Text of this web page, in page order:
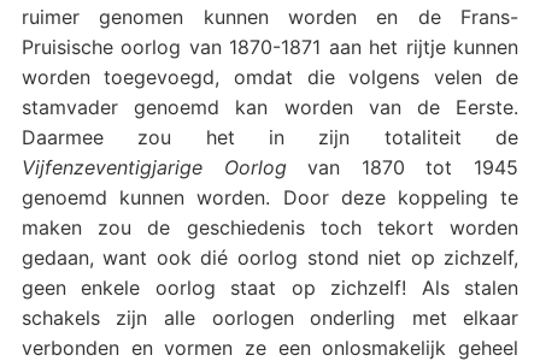
ruimer genomen kunnen worden en de Frans-
Pruisische oorlog van 1870-1871 aan het rijtje kunnen
worden toegevoegd, omdat die volgens velen de
stamvader genoemd kan worden van de Eerste.
Daarmee zou het in zijn totaliteit de
Vijfenzeventigjarige Oorlogvan 1870 tot 1945
genoemd kunnen worden. Door deze koppeling te
maken zou de geschiedenis toch tekort worden
gedaan, want ook dié oorlog stond niet op zichzelf,
geen enkele oorlog staat op zichzelf! Als stalen
schakels zijn alle oorlogen onderling met elkaar
verbonden en vormen ze een onlosmakelijk geheel